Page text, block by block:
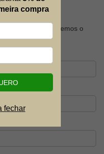
que responderemos o
compra
fechar